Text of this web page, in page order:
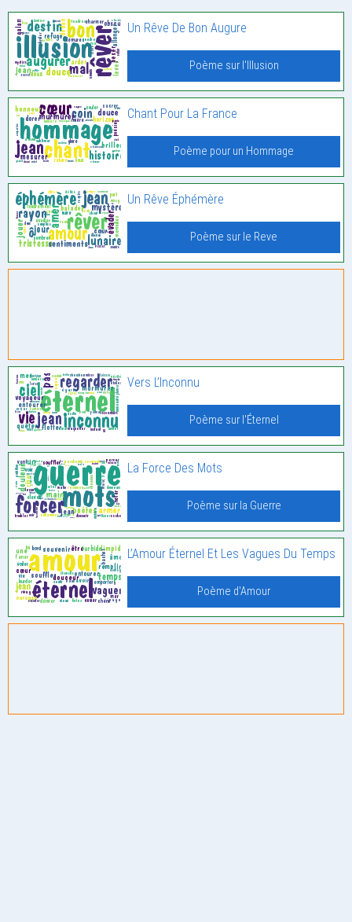
Un Rêve De Bon Augure
Poème sur l'Illusion
Chant Pour La France
Poème pour un Hommage
Un Rêve Éphémère
Poème sur le Reve
Vers L’Inconnu
Poème sur l'Éternel
La Force Des Mots
Poème sur la Guerre
L’Amour Éternel Et Les Vagues Du Temps
Poème d'Amour